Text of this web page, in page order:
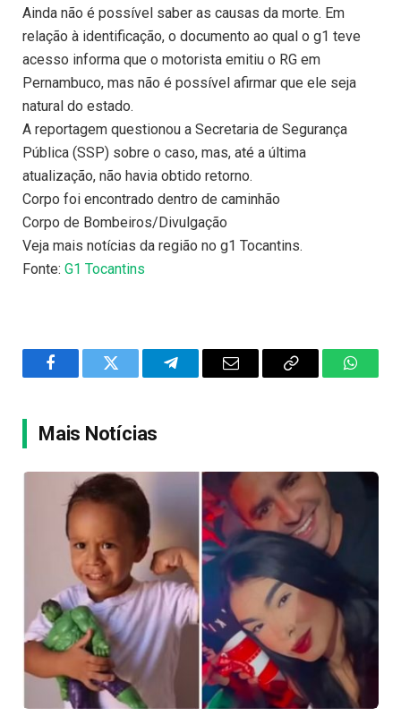
Ainda não é possível saber as causas da morte. Em
relação à identificação, o documento ao qual o g1 teve
acesso informa que o motorista emitiu o RG em
Pernambuco, mas não é possível afirmar que ele seja
natural do estado.
A reportagem questionou a Secretaria de Segurança
Pública (SSP) sobre o caso, mas, até a última
atualização, não havia obtido retorno.
Corpo foi encontrado dentro de caminhão
Corpo de Bombeiros/Divulgação
Veja mais notícias da região no g1 Tocantins.
Fonte: G1 Tocantins
FacebookTwitter TelegramEmail
Copy
Mais Notícias